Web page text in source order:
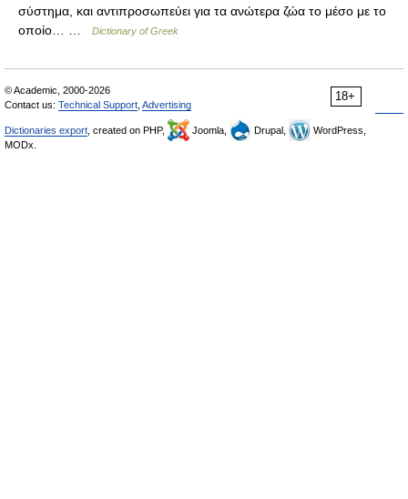
σύστημα, και αντιπροσωπεύει για τα ανώτερα ζώα το μέσο με το
οποίο… …
Dictionary of Greek
18+
© Academic, 2000-2026
Contact us: Technical Support Advertising
Dictionaries export , created on PHP, Joomla, Drupal,
WordPress,
MODx.